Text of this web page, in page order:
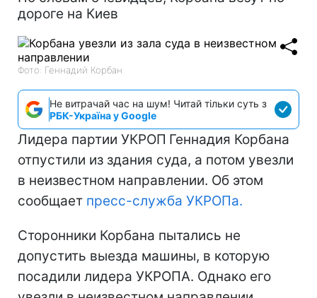
дороге на Киев
Фото: Геннадий Корбан
Не витрачай час на шум! Читай тільки суть з
РБК-Україна у Google
Лидера партии УКРОП Геннадия Корбана
отпустили из здания суда, а потом увезли
в неизвестном направлении. Об этом
сообщает пресс-служба УКРОПа.
Сторонники Корбана пытались не
допустить выезда машины, в которую
посадили лидера УКРОПА. Однако его